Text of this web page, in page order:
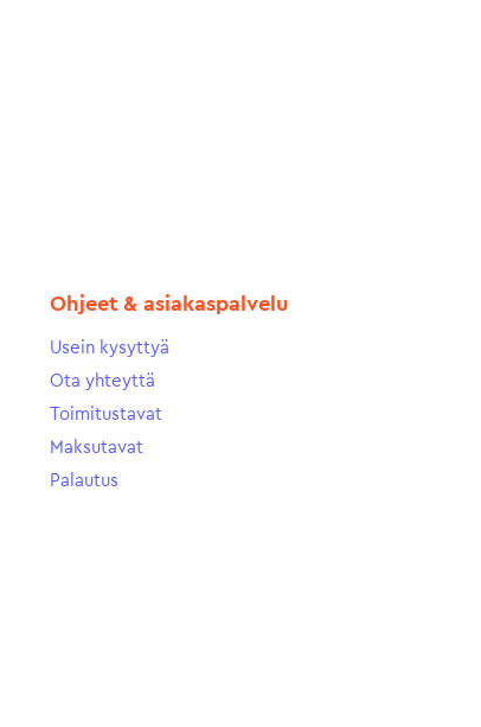
Ohjeet & asiakaspalvelu
Usein kysyttyä
Ota yhteyttä
Toimitustavat
Maksutavat
Palautus